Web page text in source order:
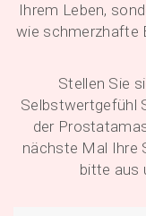
Ihrem Leben,
wie schmerzhafte
Stellen Sie
Selbstwertgefühl
der
nächste Mal Ihre
bitte aus